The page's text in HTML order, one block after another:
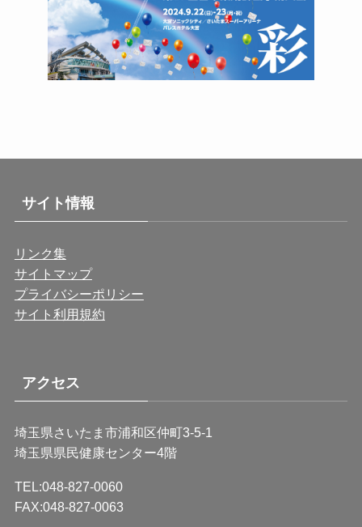
サイト情報
リンク集
サイトマップ
プライバシーポリシー
サイト利用規約
アクセス
埼玉県さいたま市浦和区仲町3-5-1
埼玉県県民健康センター4階
TEL:048-827-0060
FAX:048-827-0063